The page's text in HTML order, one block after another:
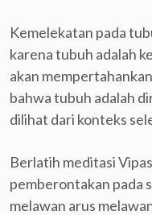
Kemelekatan pada
karena tubuh adalah
akan
bahwa tubuh adalah
dilihat dari konteks
Berlatih meditasi
pemberontakan pada
melawan arus